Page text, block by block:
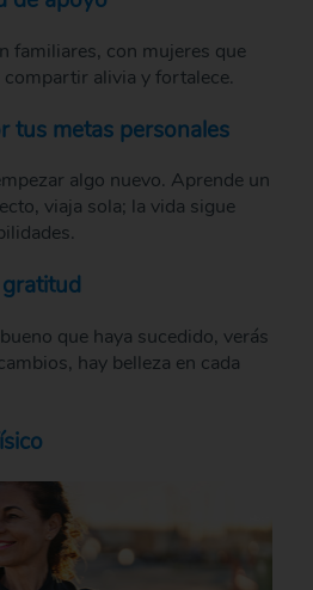
familiares, con mujeres que
alivia y fortalece.
tus metas personales
algo nuevo. Aprende un
viaja sola; la vida sigue
que haya sucedido, verás
hay belleza en cada